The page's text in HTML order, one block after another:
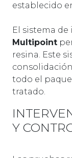
establecido
El sistema
Multipoint
resina. Este
todo el
tratado.
Y